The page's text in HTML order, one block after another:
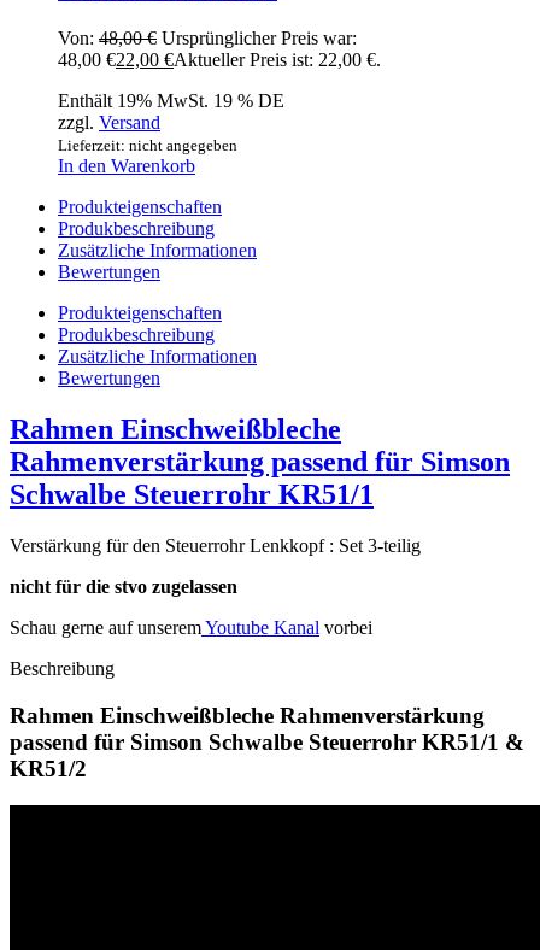
Von: 48,00€ Ursprünglicher Preis war:
48,00 €22,00 €Aktueller Preis ist: 22,00 €.
Enthält 19% MwSt. 19 % DE
zzgl. Versand
Lieferzeit: nicht angegeben
In den Warenkorb
Produkteigenschaften
Produkbeschreibung
Zusätzliche Informationen
Bewertungen
Produkteigenschaften
Produkbeschreibung
Zusätzliche Informationen
Bewertungen
Rahmen Einschweißbleche
Rahmenverstärkung passend für Simson
Schwalbe Steuerrohr KR51/1
Verstärkung für den Steuerrohr Lenkkopf : Set 3-teilig
nicht für die stvo zugelassen
Schau gerne auf unseremYoutube Kanal vorbei
Beschreibung
Rahmen Einschweißbleche Rahmenverstärkung
passend für Simson Schwalbe Steuerrohr KR51/1 &
KR51/2